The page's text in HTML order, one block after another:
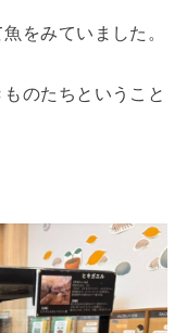
をみていました。
のたちということ